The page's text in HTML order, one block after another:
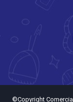
©Copyright